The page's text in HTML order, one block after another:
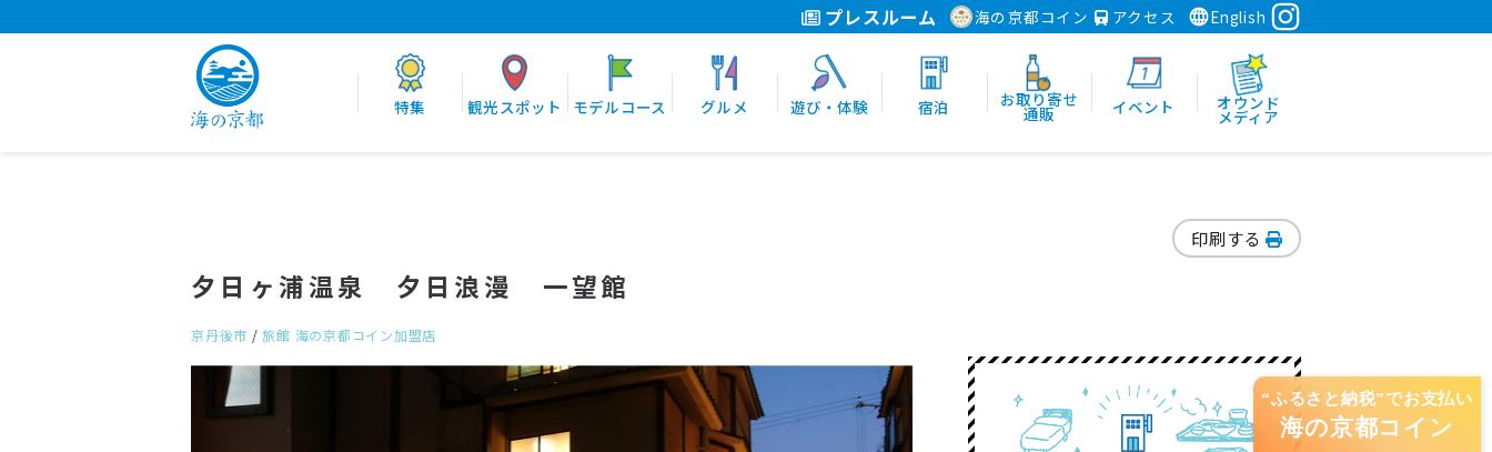
プレスルーム 海の京都コイン アクセス English
特集 観光スポット モデルコース グルメ 遊び・体験 宿泊 お取り寄せ
通販 イベント オウンド
メディア
“ふるさと納税”でお支払い
海の京都コイン
印刷する
夕日ヶ浦温泉 夕日浪漫 一望館
京丹後市 /旅館 海の京都コイン加盟店